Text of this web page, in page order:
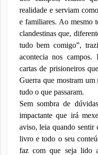
realidade e serviam
e familiares. Ao mesmo
clandestinas que,
tudo bem comigo”,
acontecia nos campos.
cartas de prisioneiros
Guerra que mostram um
tudo o que passaram.
Sem sombra de
impactante que irá
aviso, leia quando sentir
livro e todo o seu
faz com que seja lido